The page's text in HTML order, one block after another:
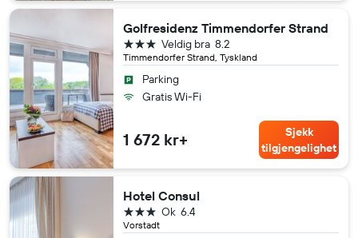
Golfresidenz Timmendorfer Strand
Timmendorfer Strand, Tyskland
8.2
Veldig bra
3 stjerner
Parking
Gratis Wi-Fi
1 672 kr+
Sjekk
tilgjengelighet
Hotel Consul
Vorstadt
6.4
Ok
3 stjerner